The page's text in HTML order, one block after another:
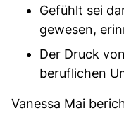
Gefühlt sei
gewesen,
Der Druck
beruflichen
Vanessa Mai